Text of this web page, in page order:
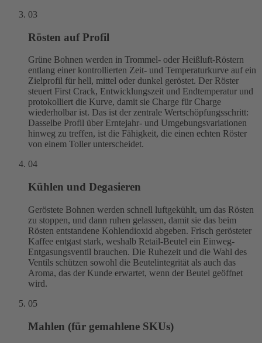
03
Rösten auf Profil
Grüne Bohnen werden in Trommel- oder Heißluft-Röstern
entlang einer kontrollierten Zeit- und Temperaturkurve auf ein
Zielprofil für hell, mittel oder dunkel geröstet. Der Röster
steuert First Crack, Entwicklungszeit und Endtemperatur und
protokolliert die Kurve, damit sie Charge für Charge
wiederholbar ist. Das ist der zentrale Wertschöpfungsschritt:
Dasselbe Profil über Erntejahr- und Umgebungsvariationen
hinweg zu treffen, ist die Fähigkeit, die einen echten Röster
von einem Toller unterscheidet.
04
Kühlen und Degasieren
Geröstete Bohnen werden schnell luftgekühlt, um das Rösten
zu stoppen, und dann ruhen gelassen, damit sie das beim
Rösten entstandene Kohlendioxid abgeben. Frisch gerösteter
Kaffee entgast stark, weshalb Retail-Beutel ein Einweg-
Entgasungsventil brauchen. Die Ruhezeit und die Wahl des
Ventils schützen sowohl die Beutelintegrität als auch das
Aroma, das der Kunde erwartet, wenn der Beutel geöffnet
wird.
05
Mahlen (für gemahlene SKUs)